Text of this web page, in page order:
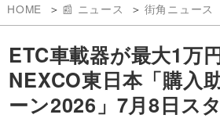
HOME 📰 ニュース 街角ニュース
ETC車載器が最大1万
NEXCO東日本「購入
ーン2026」7月8日ス